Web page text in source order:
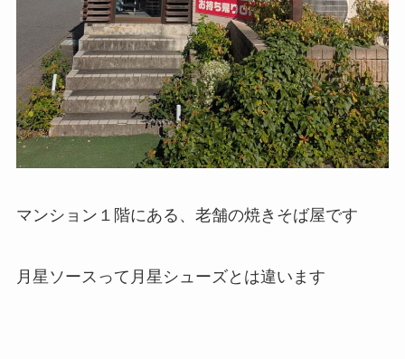
マンション１階にある、老舗の焼きそば屋です
月星ソースって月星シューズとは違います